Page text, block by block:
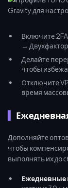
Включите
→
Делайте
чтобы
Отключите
время
Дополняйте
чтобы
выполнять их до
Ежедневные